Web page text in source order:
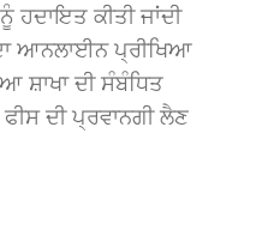
ਹਦਾਇਤ ਕੀਤੀ ਜਾਂਦੀ
ਆਨਲਾਈਨ ਪ੍ਰੀਖਿਆ
ਸ਼ਾਖਾ ਦੀ ਸੰਬੰਧਿਤ
ਦੀ ਪ੍ਰਵਾਨਗੀ ਲੈਣ